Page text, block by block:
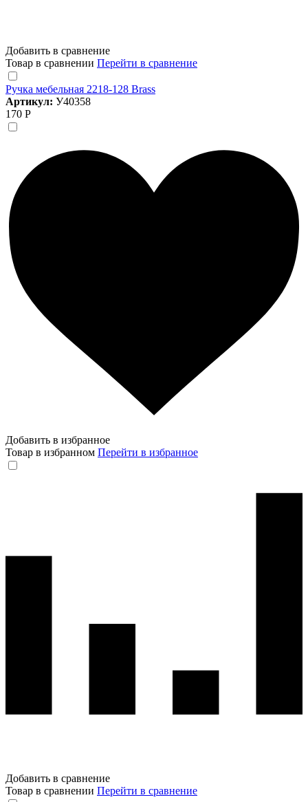
Добавить в сравнение
Товар в сравнении Перейти в сравнение
Ручка мебельная 2218-128 Brass
Артикул: У40358
170 Р
Добавить в избранное
Товар в избранном Перейти в избранное
Добавить в сравнение
Товар в сравнении Перейти в сравнение